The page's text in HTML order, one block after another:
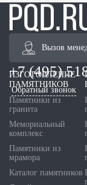
Вызов
+7 (495)
Обратный звонок
ИЗГОТОВЛЕНИЕ
ПАМЯТНИКОВ
Памятники из
гранита
Мемориальный
комплекс
Памятники из
мрамора
Каталог памятников